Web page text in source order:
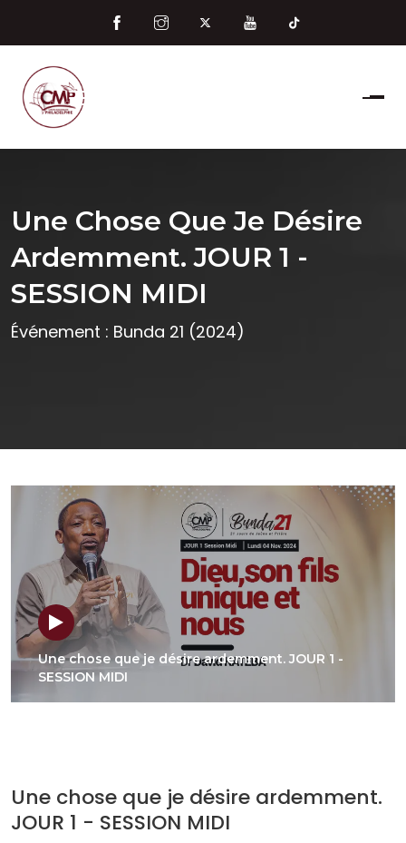
Une Chose Que Je Désire
Ardemment. JOUR 1 -
SESSION MIDI
Événement : Bunda 21 (2024)
Une chose que je désire ardemment. JOUR 1 -
SESSION MIDI
Une chose que je désire ardemment.
JOUR 1 - SESSION MIDI